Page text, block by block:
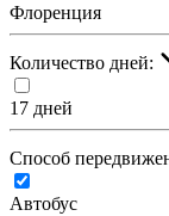
Флоренция
Количество дней:
17 дней
Cпособ
Автобус